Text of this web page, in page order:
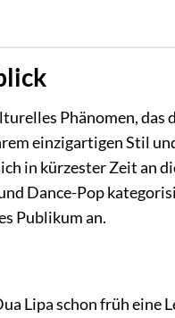
Phänomen,
einzigartigen Stil
in kürzester Zeit an
Dance-Pop
Publikum an.
Lipa schon früh